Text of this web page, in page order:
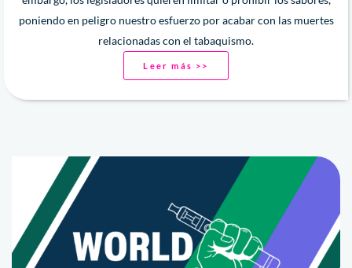
poniendo en peligro nuestro esfuerzo por acabar con las muertes
relacionadas con el tabaquismo.
Leer más >>